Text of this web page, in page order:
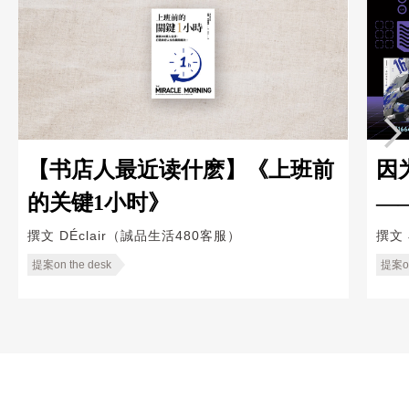
【书店人最近读什麽】《上班前
的关键1小时》
撰文 DÉclair（誠品生活480客服）
提案on the desk
因
——
撰文
提案